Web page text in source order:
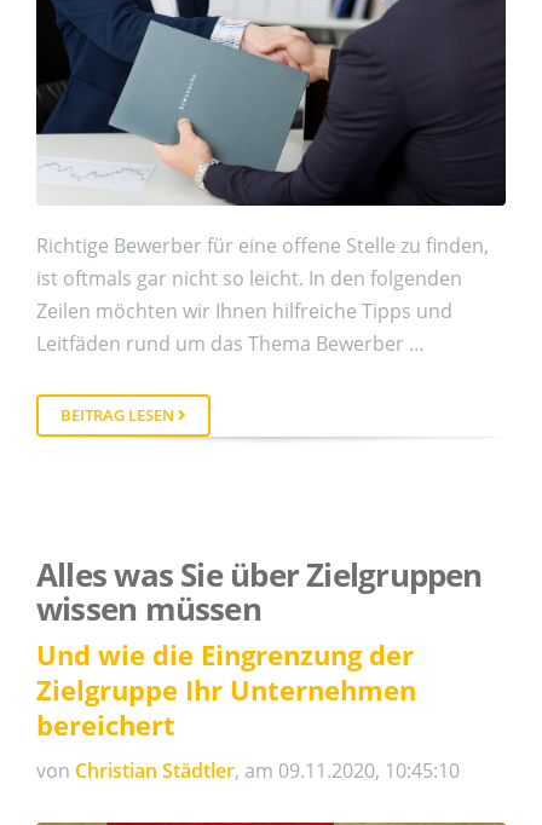
Richtige Bewerber für eine offene Stelle zu finden,
ist oftmals gar nicht so leicht. In den folgenden
Zeilen möchten wir Ihnen hilfreiche Tipps und
Leitfäden rund um das Thema Bewerber …
BEITRAG LESEN
Alles was Sie über Zielgruppen
wissen müssen
Und wie die Eingrenzung der
Zielgruppe Ihr Unternehmen
bereichert
von Christian Städtler, am 09.11.2020, 10:45:10